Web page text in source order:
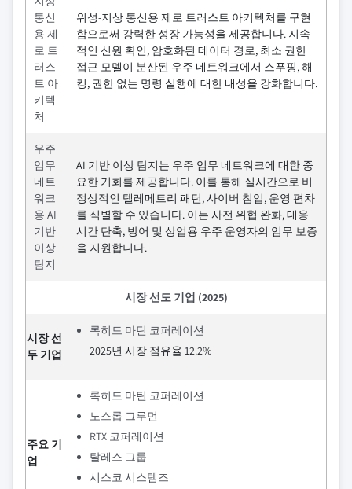
통신
용 제
로 트
러스
트 아
키텍
처
위성-지상 통신용 제로 트러스트 아키텍처를 구현
함으로써 강력한 성장 가능성을 제공합니다. 지속
적인 신원 확인, 암호화된 데이터 경로, 최소 권한
접근 모델이 분산된 우주 네트워크에서 스푸핑, 해
킹, 권한 없는 명령 실행에 대한 내성을 강화합니다.
우주
임무
네트
워크
용 AI
기반
이상
탐지
AI 기반 이상 탐지는 우주 임무 네트워크에 대한 중
요한 기회를 제공합니다. 이를 통해 실시간으로 비
정상적인 텔레메트리 패턴, 사이버 침입, 운영 편차
를 식별할 수 있습니다. 이는 사전 위협 완화, 대응
시간 단축, 방어 및 상업용 우주 운영자의 임무 보증
을 지원합니다.
시장 선도 기업 (2025)
시장 선
두 기업
록히드 마틴 코퍼레이션
2025년 시장 점유율 12.2%
주요 기
업
록히드 마틴 코퍼레이션
노스롭 그루먼
RTX 코퍼레이션
탈레스 그룹
시스코 시스템즈